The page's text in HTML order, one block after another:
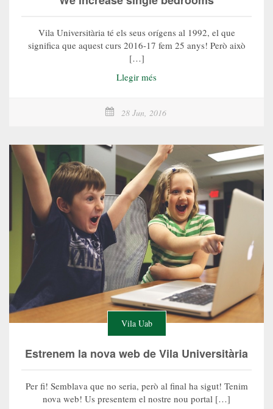
Vila Universitària té els seus orígens al 1992, el que
significa que aquest curs 2016-17 fem 25 anys! Però això
[…]
Llegir més
28 Jun, 2016
Vila Uab
Estrenem la nova web de Vila Universitària
Per fi! Semblava que no seria, però al final ha sigut! Tenim
nova web! Us presentem el nostre nou portal […]